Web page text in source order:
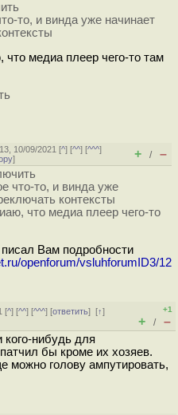
то, и винда уже начинает
что медиа плеер чего-то там
10/09/2021 [^] [^^] [^^^]
] + / –
что-то, и винда уже
контексты
что медиа плеер чего-то
Вам подробности
openforum/vsluhforumID3/12
[^] [^^] [^^^] [ответить][↑]
+1
+ / –
кого-нибудь для
бы кроме их хозяев.
можно голову ампутировать,